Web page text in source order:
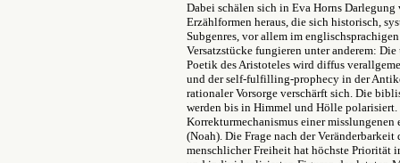
Dabei schälen sich in Eva Horns
Erzählformen heraus, die sich historisch,
Subgenres, vor allem im
Versatzstücke fungieren unter anderem:
Poetik des Aristoteles wird diffus
und der self-fulfilling-prophecy in der
rationaler Vorsorge verschärft sich. Die
werden bis in Himmel und Hölle
Korrekturmechanismus einer
(Noah). Die Frage nach der
menschlicher Freiheit hat höchste Priorität